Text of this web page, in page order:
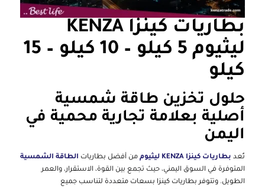
بطاريات كينزا KENZA
ليثيوم 5 كيلو – 10 كيلو – 15
كيلو
حلول تخزين طاقة شمسية
أصلية بعلامة تجارية محمية في
اليمن
تُعد بطاريات كينزا KENZA ليثيوم من أفضل بطاريات الطاقة الشمسية
المتوفرة في السوق اليمني، حيث تجمع بين القوة، الاستقرار، والعمر
الطويل. وتتوفر بطاريات كينزا بسعات متعددة لتناسب جميع